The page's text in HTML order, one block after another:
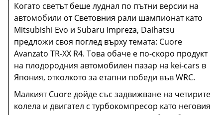
Когато светът беше луднал по пътни версии на
автомобили от Световния рали шампионат като
Mitsubishi Evo и Subaru Impreza, Daihatsu
предложи своя поглед върху темата: Cuore
Avanzato TR-XX R4. Това обаче е по-скоро продукт
на плодородния автомобилен пазар на kei-cars в
Япония, отколкото за етапни победи във WRC.
Малкият Cuore дойде със задвижване на четирите
колела и двигател с турбокомпресор като неговия
Подобреното окачване за Ralliart осигури
прилично управление, но беше твърде малко Colt
И все пак Twingo беше повече от сбора на своите
Fabia vRS също се справяше пъргаво. Заедно с
това, Skoda беше удобна и пестелива на гориво.
Този вид мощност означаваше, че ускорението от
0 до 100 км в час за 8,9 секунди, а максималната
Zafira VXR дойде с 2,0-литров турбо двигател с 237
Volkswagen не стигна толкова далеч, че да
Седанът R36 можеше да ускори от 0 до 100 u; в час
В стандартна форма T5 беше с предно задвижване,
предлагащ 220 к.с. И все пак, ускорение от 0-100 за